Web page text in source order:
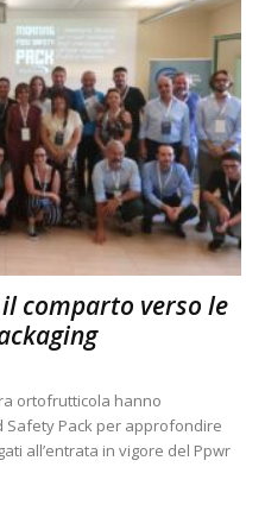
comparto verso le
ortofrutticola hanno
Safety Pack per approfondire
all’entrata in vigore del Ppwr